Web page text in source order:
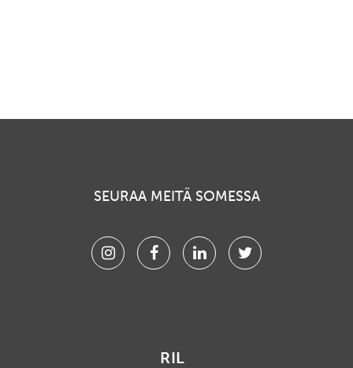
SEURAA MEITÄ SOMESSA
InstagramFacebookLinkedinTwitter
RIL